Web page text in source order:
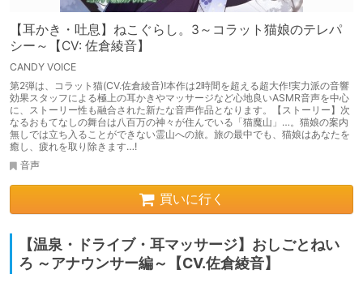
【耳かき・吐息】ねこぐらし。3～コラット猫娘のテレパ
シー～【CV: 佐倉綾音】
CANDY VOICE
第2弾は、コラット猫(CV.佐倉綾音)!本作は2時間を超える超大作!実力派の音響
効果スタッフによる極上の耳かきやマッサージなど心地良いASMR音声を中心
に、ストーリー性も融合された新たな音声作品となります。【ストーリー】次
なるおもてなしの舞台は八百万の神々が住んでいる「猫魔山」…。猫娘の案内
無しでは立ち入ることができない霊山への旅。旅の最中でも、猫娘はあなたを
癒し、疲れを取り除きます…!
音声
買いに行く
【温泉・ドライブ・耳マッサージ】おしごとねい
ろ ～アナウンサー編～【CV.佐倉綾音】